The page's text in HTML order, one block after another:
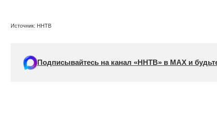
Источник: ННТВ
Подписывайтесь на канал «ННТВ» в МАХ и